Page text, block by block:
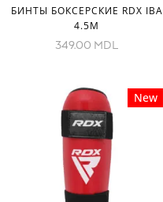
БИНТЫ БОКСЕРСКИЕ RDX IBA
4.5M
349.00 MDL
New